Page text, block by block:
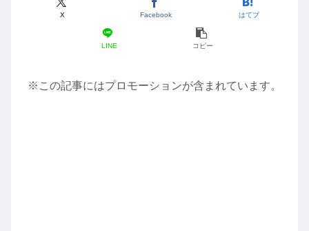
X Facebook はてブ
LINE コピー
※この記事にはプロモーションが含まれています。